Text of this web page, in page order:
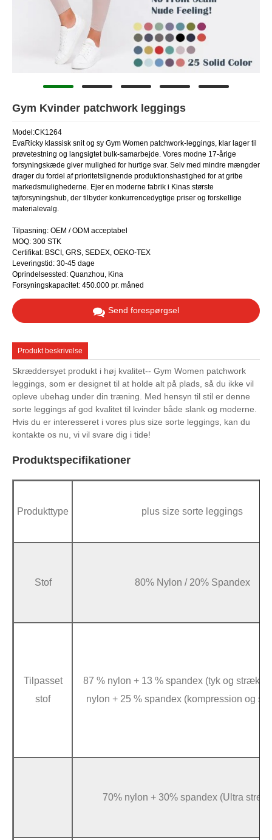
Gym Kvinder patchwork leggings
Model:CK1264
EvaRicky klassisk snit og sy Gym Women patchwork-leggings, klar lager til
prøvetestning og langsigtet bulk-samarbejde. Vores modne 17-årige
forsyningskæde giver mulighed for hurtige svar. Selv med mindre mængder
drager du fordel af prioritetslignende produktionshastighed for at gribe
markedsmulighederne. Ejer en moderne fabrik i Kinas største
tøjforsyningshub, der tilbyder konkurrencedygtige priser og forskellige
materialevalg.
Tilpasning: OEM / ODM acceptabel
MOQ: 300 STK
Certifikat: BSCI, GRS, SEDEX, OEKO-TEX
Leveringstid: 30-45 dage
Oprindelsessted: Quanzhou, Kina
Forsyningskapacitet: 450.000 pr. måned
Send forespørgsel
Produkt beskrivelse
Skræddersyet produkt i høj kvalitet-- Gym Women patchwork
leggings, som er designet til at holde alt på plads, så du ikke vil
opleve ubehag under din træning. Med hensyn til stil er denne
sorte leggings af god kvalitet til kvinder både slank og moderne.
Hvis du er interesseret i vores plus size sorte leggings, kan du
kontakte os nu, vi vil svare dig i tide!
Produktspecifikationer
Produkttype plus size sorte leggings
Stof 80% Nylon / 20% Spandex
Tilpasset
stof
87 % nylon + 13 % spandex (tyk og
nylon + 25 % spandex (kompression og
70% nylon + 30% spandex (Ultra